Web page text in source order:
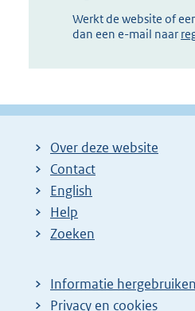
Werkt de website of
dan een e-mail naar
Over deze website
Contact
English
Help
Zoeken
Informatie hergebruiken
Privacy en cookies